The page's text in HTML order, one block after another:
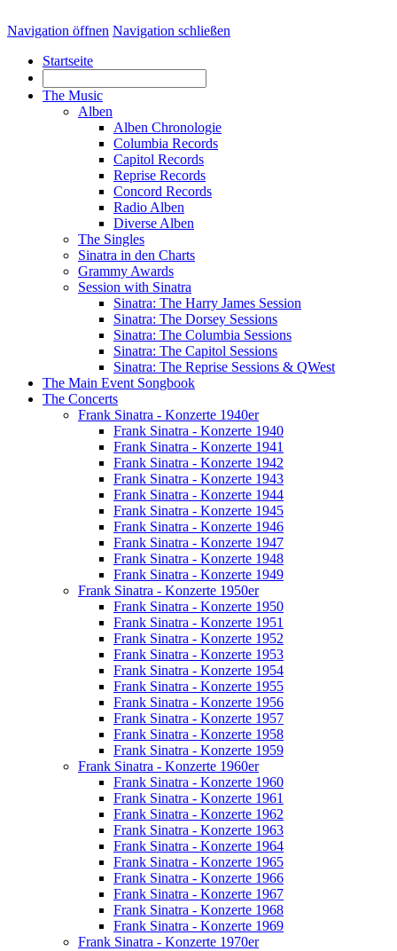
Navigation öffnen Navigation schließen
Startseite
The Music
Alben
Alben Chronologie
Columbia Records
Capitol Records
Reprise Records
Concord Records
Radio Alben
Diverse Alben
The Singles
Sinatra in den Charts
Grammy Awards
Session with Sinatra
Sinatra: The Harry James Session
Sinatra: The Dorsey Sessions
Sinatra: The Columbia Sessions
Sinatra: The Capitol Sessions
Sinatra: The Reprise Sessions & QWest
The Main Event Songbook
The Concerts
Frank Sinatra - Konzerte 1940er
Frank Sinatra - Konzerte 1940
Frank Sinatra - Konzerte 1941
Frank Sinatra - Konzerte 1942
Frank Sinatra - Konzerte 1943
Frank Sinatra - Konzerte 1944
Frank Sinatra - Konzerte 1945
Frank Sinatra - Konzerte 1946
Frank Sinatra - Konzerte 1947
Frank Sinatra - Konzerte 1948
Frank Sinatra - Konzerte 1949
Frank Sinatra - Konzerte 1950er
Frank Sinatra - Konzerte 1950
Frank Sinatra - Konzerte 1951
Frank Sinatra - Konzerte 1952
Frank Sinatra - Konzerte 1953
Frank Sinatra - Konzerte 1954
Frank Sinatra - Konzerte 1955
Frank Sinatra - Konzerte 1956
Frank Sinatra - Konzerte 1957
Frank Sinatra - Konzerte 1958
Frank Sinatra - Konzerte 1959
Frank Sinatra - Konzerte 1960er
Frank Sinatra - Konzerte 1960
Frank Sinatra - Konzerte 1961
Frank Sinatra - Konzerte 1962
Frank Sinatra - Konzerte 1963
Frank Sinatra - Konzerte 1964
Frank Sinatra - Konzerte 1965
Frank Sinatra - Konzerte 1966
Frank Sinatra - Konzerte 1967
Frank Sinatra - Konzerte 1968
Frank Sinatra - Konzerte 1969
Frank Sinatra - Konzerte 1970er